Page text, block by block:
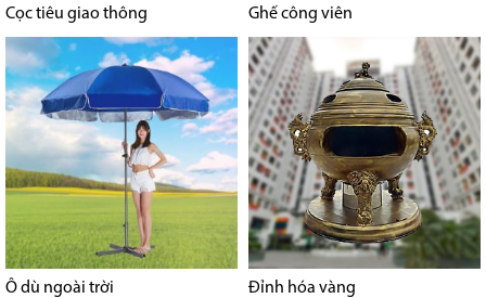
Cọc tiêu giao thông Ghế công viên
Ô dù ngoài trời Đỉnh hóa vàng